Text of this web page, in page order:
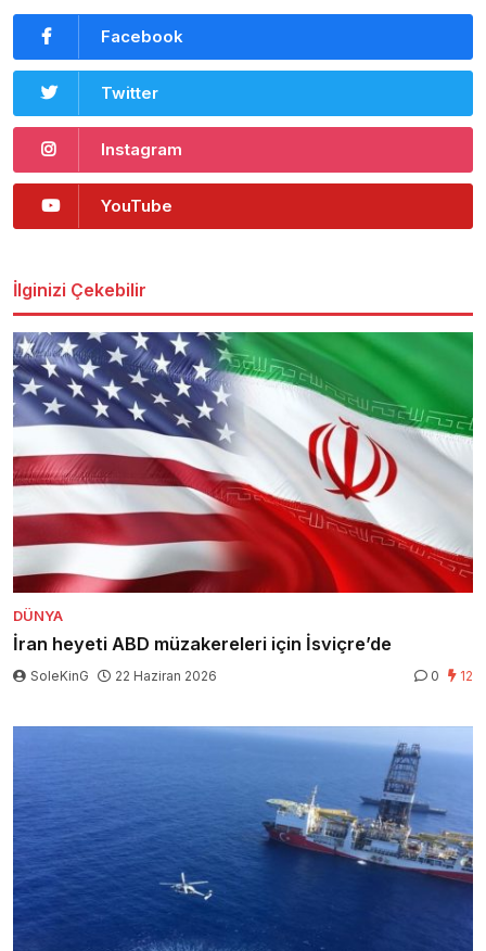
Facebook
Twitter
Instagram
YouTube
İlginizi Çekebilir
DÜNYA
İran heyeti ABD müzakereleri için İsviçre’de
SoleKinG 22 Haziran 2026 0 12